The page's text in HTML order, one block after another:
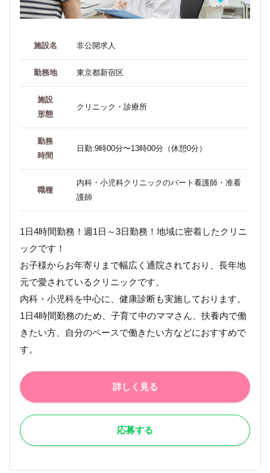
施設名 非公開求人
勤務地 東京都新宿区
施設
形態
クリニック・診療所
勤務
時間
日勤:9時00分〜13時00分（休憩0分）
職種
内科・小児科クリニックのパート看護師・准看
護師
1日4時間勤務！週1日～3日勤務！地域に密着したクリニ
ックです！
お子様からお年寄りまで幅広く通院されており、長年地
元で愛されているクリニックです。
内科・小児科を中心に、健康診断も実施しております。
1日4時間勤務のため、子育て中のママさん、扶養内で働
きたい方、自分のペースで働きたい方などにおすすめで
す。
詳しく見る
応募する